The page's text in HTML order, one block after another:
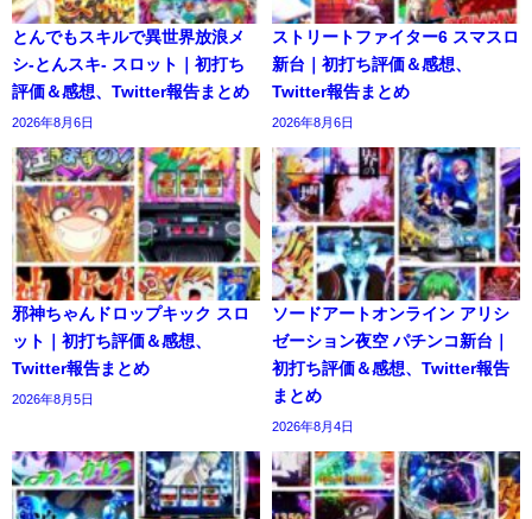
とんでもスキルで異世界放浪メ
シ-とんスキ- スロット｜初打ち
評価＆感想、Twitter報告まとめ
2026年8月6日
ストリートファイター6 スマスロ
新台｜初打ち評価＆感想、
Twitter報告まとめ
2026年8月6日
邪神ちゃんドロップキック スロ
ット｜初打ち評価＆感想、
Twitter報告まとめ
2026年8月5日
ソードアートオンライン アリシ
ゼーション夜空 パチンコ新台｜
初打ち評価＆感想、Twitter報告
まとめ
2026年8月4日